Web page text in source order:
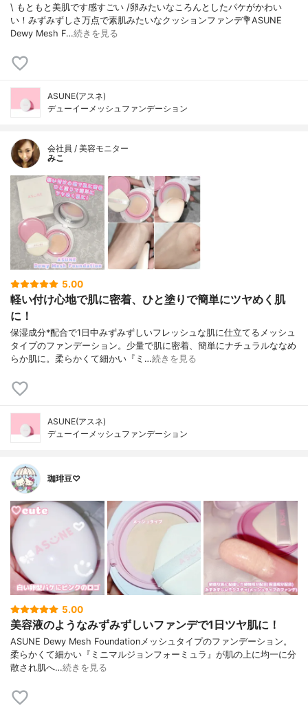
\ もともと美肌です感すごい /⁡卵みたいなころんとしたパケがかわい
い！みずみずしさ万点で素肌みたいなクッションファンデ⁡⁡💐ASUNE
Dewy Mesh F…続きを見る
ASUNE(アスネ)
デューイーメッシュファンデーション
会社員 / 美容モニター
みこ
5.00
軽い付け心地で肌に密着、ひと塗りで簡単にツヤめく肌
に！
保湿成分*配合で1日中みずみずしいフレッシュな肌に仕立てるメッシュ
タイプのファンデーション。少量で肌に密着、簡単にナチュラルななめ
らか肌に。柔らかくて細かい『ミ…続きを見る
ASUNE(アスネ)
デューイーメッシュファンデーション
珈琲豆♡
5.00
美容液のようなみずみずしいファンデで1日ツヤ肌に！
ASUNE Dewy Mesh Foundationメッシュタイプのファンデーション。
柔らかくて細かい『ミニマルジョンフォーミュラ』が肌の上に均一に分
散され肌へ…続きを見る